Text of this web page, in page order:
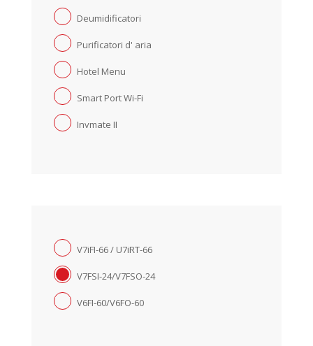
Deumidificatori
Purificatori d' aria
Hotel Menu
Smart Port Wi-Fi
Invmate II
V7iFI-66 / U7iRT-66
V7FSI-24/V7FSO-24
V6FI-60/V6FO-60